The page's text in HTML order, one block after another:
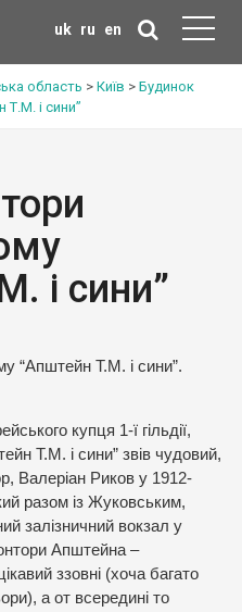
uk ru en
область > Київ > Будинок
і сини”
і сини”
“Апштейн Т.М. і сини”.
купця 1-ї гільдії,
Т.М. і сини” звів чудовий,
Валеріан Риков у 1912-
разом із Жуковським,
залізничний вокзал у
Апштейна –
ззовні (хоча багато
а от всередині то